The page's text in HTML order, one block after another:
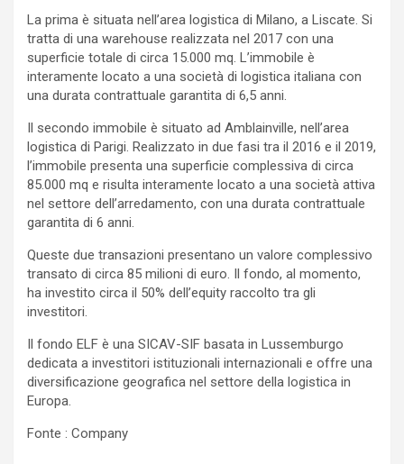
La prima è situata nell’area logistica di Milano, a Liscate. Si
tratta di una warehouse realizzata nel 2017 con una
superficie totale di circa 15.000 mq. L’immobile è
interamente locato a una società di logistica italiana con
una durata contrattuale garantita di 6,5 anni.
Il secondo immobile è situato ad Amblainville, nell’area
logistica di Parigi. Realizzato in due fasi tra il 2016 e il 2019,
l’immobile presenta una superficie complessiva di circa
85.000 mq e risulta interamente locato a una società attiva
nel settore dell’arredamento, con una durata contrattuale
garantita di 6 anni.
Queste due transazioni presentano un valore complessivo
transato di circa 85 milioni di euro. Il fondo, al momento,
ha investito circa il 50% dell’equity raccolto tra gli
investitori.
Il fondo ELF è una SICAV-SIF basata in Lussemburgo
dedicata a investitori istituzionali internazionali e offre una
diversificazione geografica nel settore della logistica in
Europa.
Fonte : Company